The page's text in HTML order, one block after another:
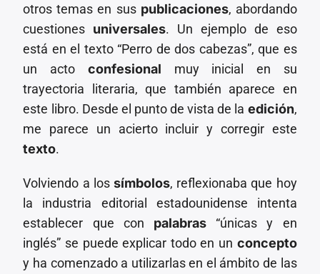
otros temas en sus publicaciones, abordando
cuestiones universales. Un ejemplo de eso
está en el texto “Perro de dos cabezas”, que es
un acto confesional muy inicial en su
trayectoria literaria, que también aparece en
este libro. Desde el punto de vista de la edición,
me parece un acierto incluir y corregir este
texto.
Volviendo a los símbolos, reflexionaba que hoy
la industria editorial estadounidense intenta
establecer que con palabras “únicas y en
inglés” se puede explicar todo en un concepto
y ha comenzado a utilizarlas en el ámbito de las